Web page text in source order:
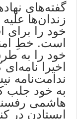
گفته‌های
زندان‌ها
خود را برای
است. خطِ
خود را به
اخیرا
ندامت‌نامه
به خود جلب
هاشمی
ایستادن در